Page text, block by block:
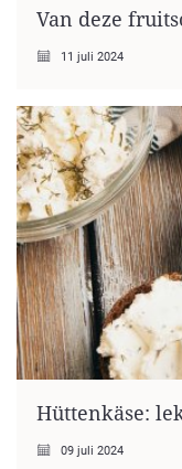
Van deze
11 juli 2024
Hüttenkäse:
09 juli 2024